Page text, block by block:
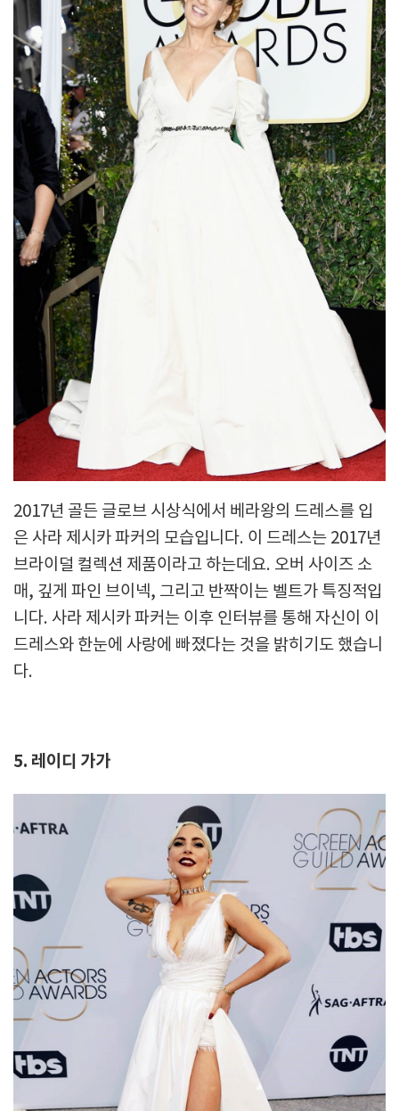
2017년 골든 글로브 시상식에서 베라왕의 드레스를 입
은 사라 제시카 파커의 모습입니다. 이 드레스는 2017년
브라이덜 컬렉션 제품이라고 하는데요. 오버 사이즈 소
매, 깊게 파인 브이넥, 그리고 반짝이는 벨트가 특징적입
니다. 사라 제시카 파커는 이후 인터뷰를 통해 자신이 이
드레스와 한눈에 사랑에 빠졌다는 것을 밝히기도 했습니
다.
5. 레이디 가가